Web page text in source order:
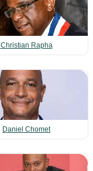
Christian Rapha
Daniel Chomet